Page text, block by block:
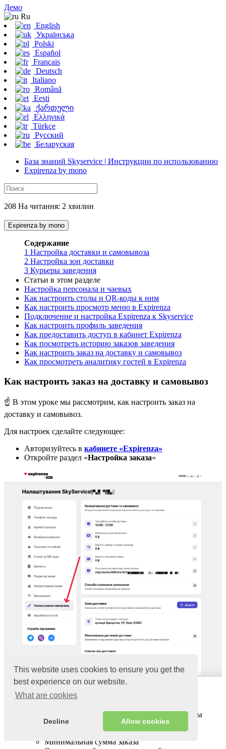
This website uses cookies to ensure you get the
best experience on our website.
What are cookies
Decline Allow cookies
Демо
Ru
English
Українська
Polski
Español
Français
Deutsch
Italiano
Română
Eesti
ქართული
Ελληνικά
Türkçe
Русский
Беларуская
База знаний Skyservice | Инструкции по использованию
Expirenza by mono
208 На читання: 2 хвилин
Expirenza by mono
Содержание
1 Настройка доставки и самовывоза
2 Настройка зон доставки
3 Курьеры заведения
Статьи в этом разделе
Настройка персонала и чаевых
Как настроить столы и QR-коды к ним
Как настроить просмотр меню в Expirenza
Подключение и настройка Expirenza к Skyservice
Как настроить профиль заведения
Как предоставить доступ в кабинет Expirenza
Как посмотреть историю заказов заведения
Как настроить заказ на доставку и самовывоз
Как просмотреть аналитику гостей в Expirenza
Как настроить заказ на доставку и самовывоз
☝️ В этом уроке мы рассмотрим, как настроить заказ на
доставку и самовывоз.
Для настроек сделайте следующее:
Авторизуйтесь в кабинете «Expirenza»
Откройте раздел «Настройка заказа«
Настройка доставки и самовывоза
Настройка доставки и самовывоза
«, вы
можете настроить следующие данные:
Время работы службы доставки
Минимальная сумма заказа